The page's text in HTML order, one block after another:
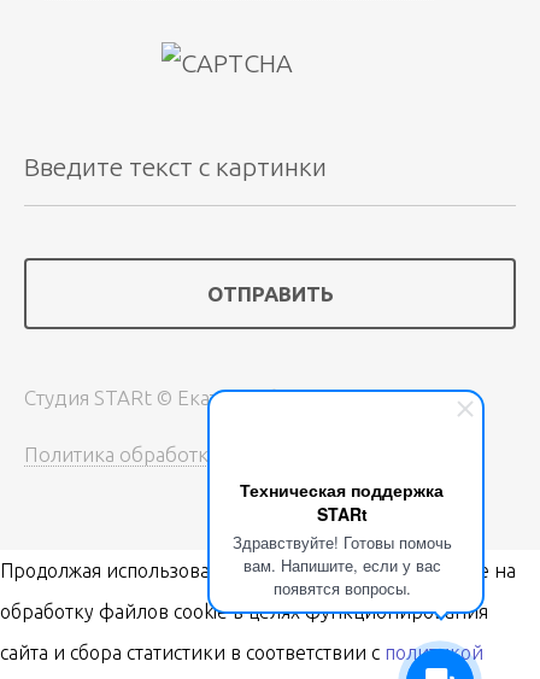
Техническая поддержка
STARt
Здравствуйте! Готовы помочь
вам. Напишите, если у вас
появятся вопросы.
Студия STARt © Екатеринбург, 2018-2026
Политика обработки персональных данных
Продолжая использовать наш сайт, вы даёте согласие на
обработку файлов cookie в целях функционирования
сайта и сбора статистики в соответствии с политикой